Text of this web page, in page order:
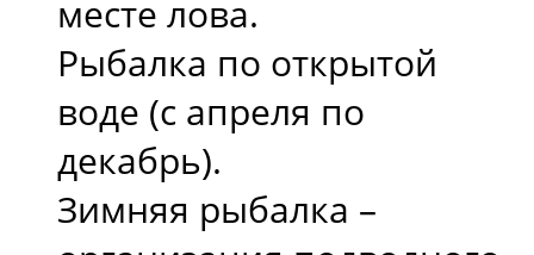
месте лова.
Рыбалка по открытой
воде (с апреля по
декабрь).
Зимняя рыбалка –